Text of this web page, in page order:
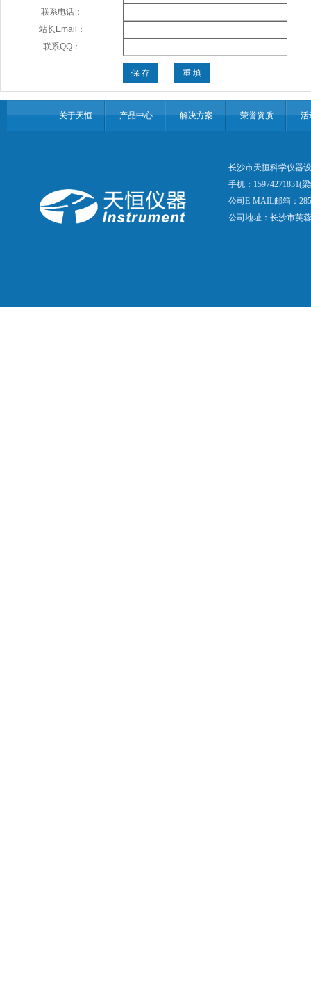
联系电话：
站长Email：
联系QQ：
关于天恒 产品中心 解决方案 荣誉资质 活
长沙市天恒科学仪器
手机：15974271831(
公司E-MAIL邮箱：
公司地址：长沙市芙